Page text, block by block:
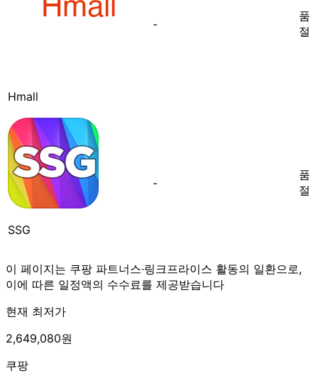
Hmall
-
품
절
SSG
-
품
절
이 페이지는 쿠팡 파트너스·링크프라이스 활동의 일환으로,
이에 따른 일정액의 수수료를 제공받습니다
현재 최저가
2,649,080원
쿠팡